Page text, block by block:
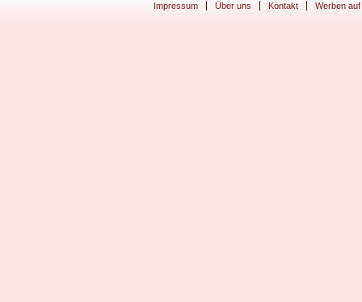
Impressum Über uns Kontakt Werben